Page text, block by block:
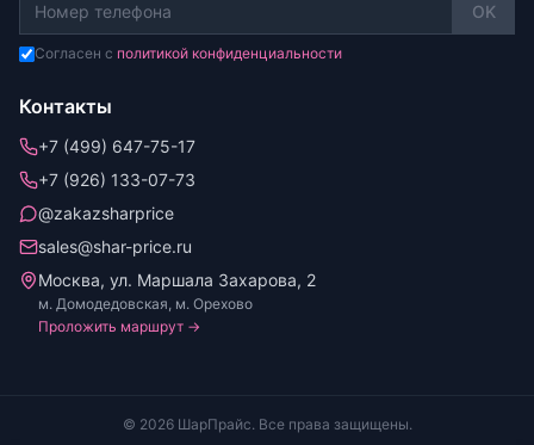
OK
Согласен с политикой конфиденциальности
Контакты
+7 (499) 647-75-17
+7 (926) 133-07-73
@zakazsharprice
sales@shar-price.ru
Москва, ул. Маршала Захарова, 2
м. Домодедовская, м. Орехово
Проложить маршрут →
© 2026 ШарПрайс. Все права защищены.